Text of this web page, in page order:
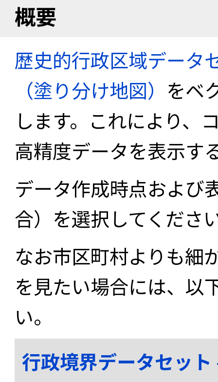
概要
歴史的行政区域データ
（塗り分け地図） をベ
します。これにより、
高精度データを表示す
データ作成時点および
合）を選択してくださ
なお市区町村よりも細
を見たい場合には、以
い。
行政境界データセッ